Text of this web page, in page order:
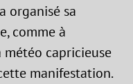
organisé sa
comme à
météo capricieuse
manifestation.